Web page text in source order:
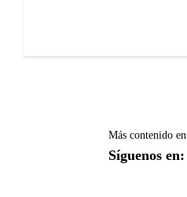
Más contenido en
Síguenos en: